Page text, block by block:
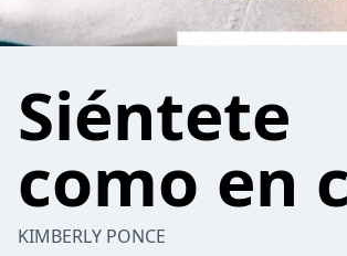
Siéntete
como en
KIMBERLY PONCE